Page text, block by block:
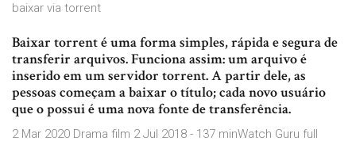
baixar via torrent
Baixar torrent é uma forma simples, rápida e segura de
transferir arquivos. Funciona assim: um arquivo é
inserido em um servidor torrent. A partir dele, as
pessoas começam a baixar o título; cada novo usuário
que o possui é uma nova fonte de transferência.
2 Mar 2020 Drama film 2 Jul 2018 - 137 minWatch Guru full